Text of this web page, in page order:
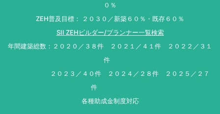
０％
ZEH普及目標： ２０３０／新築６０％・既存６０％
SII ZEHビルダー/プランナー一覧検索
年間建築総数：２０２０／３８件 ２０２１／４１件 ２０２２／３１
件
２０２３／４０件 ２０２４／２８件 ２０２５／２７
件
各種助成金制度対応